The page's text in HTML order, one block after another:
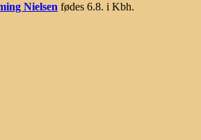
Nielsen fødes 6.8. i Kbh.